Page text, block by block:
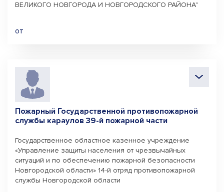
ВЕЛИКОГО НОВГОРОДА И НОВГОРОДСКОГО РАЙОНА"
от
Пожарный Государственной противопожарной
службы караулов 39-й пожарной части
Государственное областное казенное учреждение
«Управление защиты населения от чрезвычайных
ситуаций и по обеспечению пожарной безопасности
Новгородской области» 14-й отряд противопожарной
службы Новгородской области